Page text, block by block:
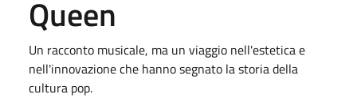
Queen
Un racconto musicale, ma un viaggio nell'estetica e
nell'innovazione che hanno segnato la storia della
cultura pop.